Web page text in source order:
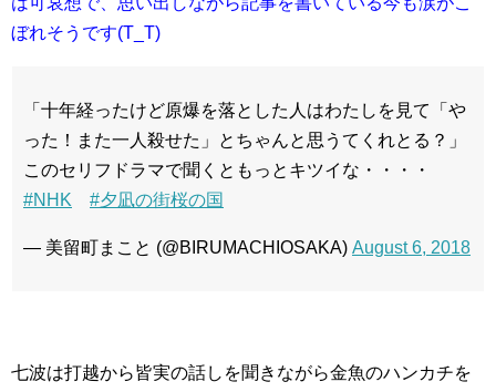
ぼれそうです(T_T)
「十年経ったけど原爆を落とした人はわたしを見て「や
った！また一人殺せた」とちゃんと思うてくれとる？」
このセリフドラマで聞くともっとキツイな・・・・
#NHK
#夕凪の街桜の国
— 美留町まこと (@BIRUMACHIOSAKA) August 6, 2018
七波は打越から皆実の話しを聞きながら金魚のハンカチを